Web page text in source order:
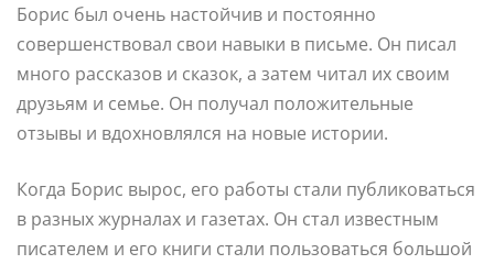
Борис был очень настойчив и постоянно
совершенствовал свои навыки в письме. Он писал
много рассказов и сказок, а затем читал их своим
друзьям и семье. Он получал положительные
отзывы и вдохновлялся на новые истории.
Когда Борис вырос, его работы стали публиковаться
в разных журналах и газетах. Он стал известным
писателем и его книги стали пользоваться большой